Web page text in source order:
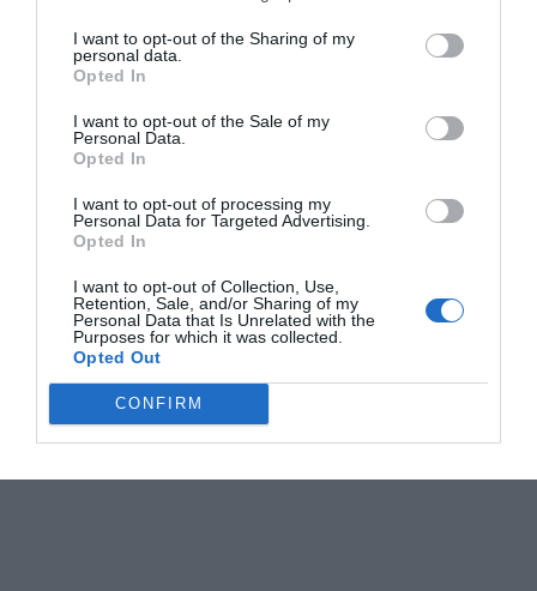
I want to opt-out of the Sharing of my
personal data.
Opted In
I want to opt-out of the Sale of my
Personal Data.
Opted In
I want to opt-out of processing my
Personal Data for Targeted Advertising.
Opted In
I want to opt-out of Collection, Use,
Retention, Sale, and/or Sharing of my
Personal Data that Is Unrelated with the
Purposes for which it was collected.
Opted Out
CONFIRM